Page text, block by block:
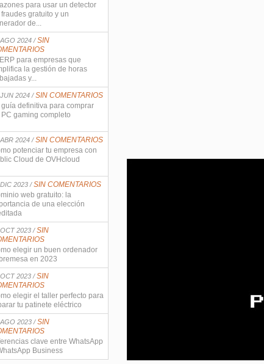
para usar un detector
gratuito y un
de...
2024 /SIN
para empresas que
la gestión de horas
y...
2024 /SIN COMENTARIOS
guía definitiva para comprar
gaming completo
2024 /SIN COMENTARIOS
potenciar tu empresa con
Cloud de OVHcloud
2023 /SIN COMENTARIOS
web gratuito: la
de una elección
2023 /SIN
elegir un buen ordenador
en 2023
2023 /SIN
elegir el taller perfecto para
tu patinete eléctrico
2023 /SIN
clave entre WhatsApp
Business